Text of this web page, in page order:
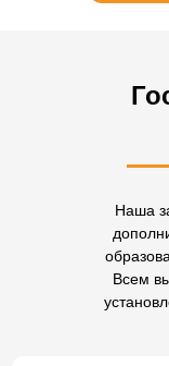
Наша
Всем